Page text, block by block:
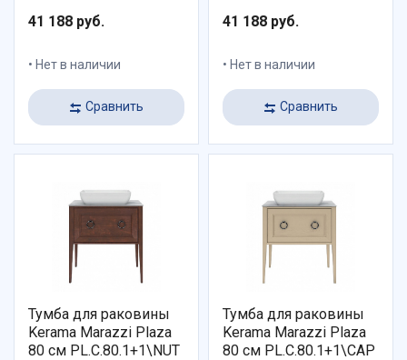
41 188 руб.
Нет в наличии
Сравнить
41 188 руб.
Нет в наличии
Сравнить
Тумба для раковины
Kerama Marazzi Plaza
80 см PL.C.80.1+1\NUT
Тумба для раковины
Kerama Marazzi Plaza
80 см PL.C.80.1+1\CAP